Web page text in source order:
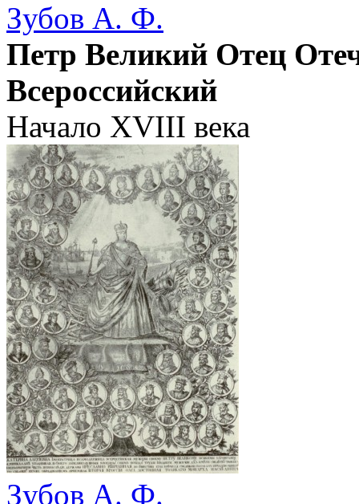
Зубов А. Ф.
Петр Великий Отец
Всероссийский
Начало XVIII века
Зубов А. Ф.